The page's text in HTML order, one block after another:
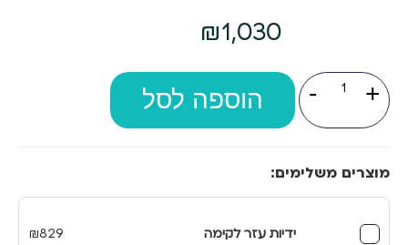
₪1,030
-
כמות
של
הגבהה
ידיות
+ הוספה לסל
מוצרים משלימים:
ידיות עזר לקימה ₪829